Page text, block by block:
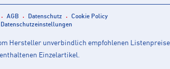
AGB Datenschutz
Cookie Policy
Datenschutzeinstellungen
Hersteller unverbindlich empfohlenen
Einzelartikel.